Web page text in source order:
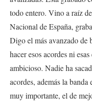
todo entero. Vino a raíz
Nacional de España,
Digo el más avanzado de
hacer esos acordes ni
ambicioso. Nadie ha
acordes, además la
muy importante, el de